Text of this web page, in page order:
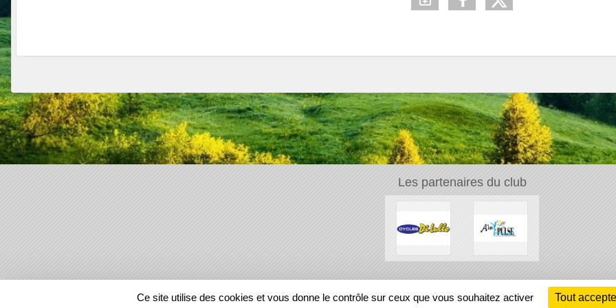
Les partenaires du club
REGIONS
Ce site utilise des cookies et vous donne le contrôle sur ceux que vous souhaitez activer Tout